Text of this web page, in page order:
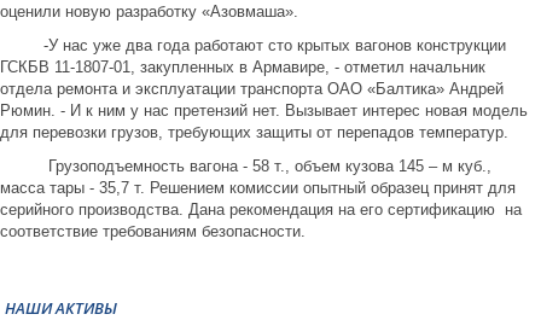
оценили новую разработку «Азовмаша».
-У нас уже два года работают сто крытых вагонов конструкции
ГСКБВ 11-1807-01, закупленных в Армавире, - отметил начальник
отдела ремонта и эксплуатации транспорта ОАО «Балтика» Андрей
Рюмин. - И к ним у нас претензий нет. Вызывает интерес новая модель
для перевозки грузов, требующих защиты от перепадов температур.
Грузоподъемность вагона - 58 т., объем кузова 145 – м куб.,
масса тары - 35,7 т. Решением комиссии опытный образец принят для
серийного производства. Дана рекомендация на его сертификацию на
соответствие требованиям безопасности.
НАШИ АКТИВЫ